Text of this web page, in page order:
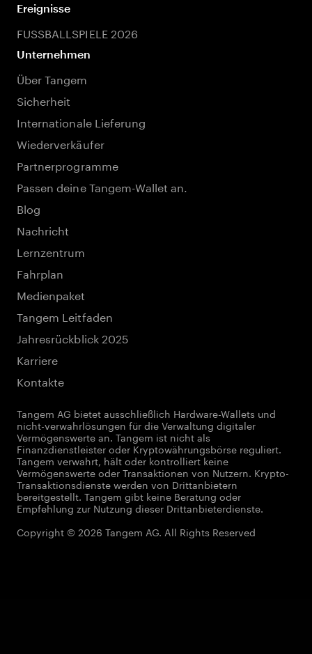
Ereignisse
FUSSBALLSPIELE 2026
Unternehmen
Über Tangem
Sicherheit
Internationale Lieferung
Wiederverkäufer
Partnerprogramme
Passen deine Tangem-Wallet an.
Blog
Nachricht
Lernzentrum
Fahrplan
Medienpaket
Tangem Leitfaden
Jahresrückblick 2025
Karriere
Kontakte
Tangem AG bietet ausschließlich Hardware-Wallets und
nicht-verwahrlösungen für die Verwaltung digitaler
Vermögenswerte an. Tangem ist nicht als
Finanzdienstleister oder Kryptowährungsbörse reguliert.
Tangem verwahrt, hält oder kontrolliert keine
Vermögenswerte oder Transaktionen von Nutzern. Krypto-
Transaktionsdienste werden von Drittanbietern
bereitgestellt. Tangem gibt keine Beratung oder
Empfehlung zur Nutzung dieser Drittanbieterdienste.